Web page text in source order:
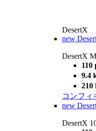
DesertX
new
DesertX
110
9.4
210
コンフィ
new
DesertX